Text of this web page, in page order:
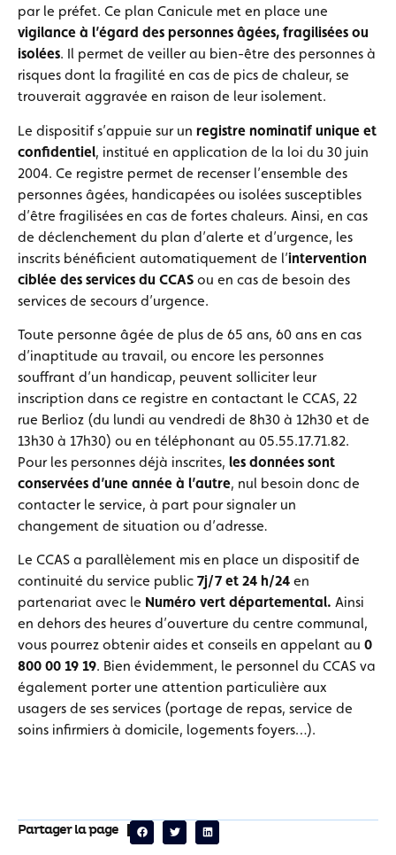
par le préfet. Ce plan Canicule met en place une
vigilance à l’égard des personnes âgées, fragilisées ou
isolées. Il permet de veiller au bien-être des personnes à
risques dont la fragilité en cas de pics de chaleur, se
trouverait aggravée en raison de leur isolement.
Le dispositif s’appuie sur un registre nominatif unique et
confidentiel, institué en application de la loi du 30 juin
2004. Ce registre permet de recenser l’ensemble des
personnes âgées, handicapées ou isolées susceptibles
d’être fragilisées en cas de fortes chaleurs. Ainsi, en cas
de déclenchement du plan d’alerte et d’urgence, les
inscrits bénéficient automatiquement de l’intervention
ciblée des services du CCAS ou en cas de besoin des
services de secours d’urgence.
Toute personne âgée de plus de 65 ans, 60 ans en cas
d’inaptitude au travail, ou encore les personnes
souffrant d’un handicap, peuvent solliciter leur
inscription dans ce registre en contactant le CCAS, 22
rue Berlioz (du lundi au vendredi de 8h30 à 12h30 et de
13h30 à 17h30) ou en téléphonant au 05.55.17.71.82.
Pour les personnes déjà inscrites, les données sont
conservées d’une année à l’autre, nul besoin donc de
contacter le service, à part pour signaler un
changement de situation ou d’adresse.
Le CCAS a parallèlement mis en place un dispositif de
continuité du service public 7j/7 et 24 h/24 en
partenariat avec le Numéro vert départemental. Ainsi
en dehors des heures d’ouverture du centre communal,
vous pourrez obtenir aides et conseils en appelant au 0
800 00 19 19. Bien évidemment, le personnel du CCAS va
également porter une attention particulière aux
usagers de ses services (portage de repas, service de
soins infirmiers à domicile, logements foyers…).
Partager la page